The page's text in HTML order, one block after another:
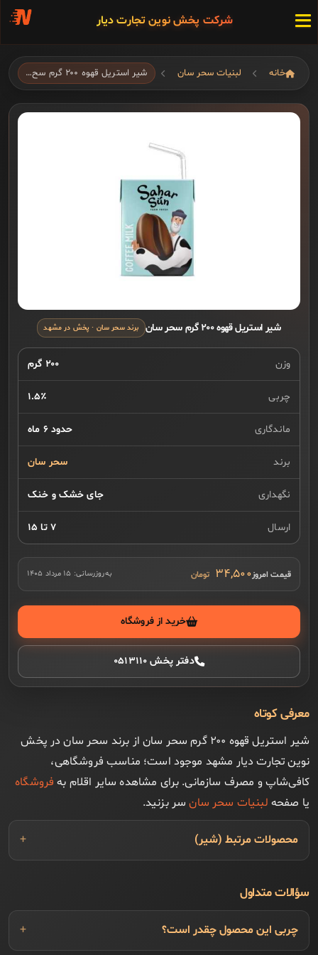
شرکت پخش نوین تجارت دیار
خانه لبنیات سحر سان شیر استریل قهوه ۲۰۰ گرم سح…
شیر استریل قهوه ۲۰۰ گرم سحر سان برند سحر سان · پخش در مشهد
وزن ۲۰۰ گرم
چربی ۱.۵٪
ماندگاری حدود ۶ ماه
برند سحر سان
نگهداری جای خشک و خنک
ارسال ۷ تا ۱۵
قیمت امروز۳۴,۵۰۰ به‌روزرسانی: ۱۵ مرداد ۱۴۰۵
خرید از فروشگاه
دفتر پخش ۰۵۱۳۱۱۰
معرفی کوتاه
شیر استریل قهوه ۲۰۰ گرم سحر سان از برند سحر سان در پخش
نوین تجارت دیار مشهد موجود است؛ مناسب فروشگاهی،
کافی‌شاپ و مصرف سازمانی. برای مشاهده سایر اقلام به فروشگاه
یا صفحه لبنیات سحر سانسر بزنید.
محصولات مرتبط (شیر)
سؤالات متداول
چربی این محصول چقدر است؟